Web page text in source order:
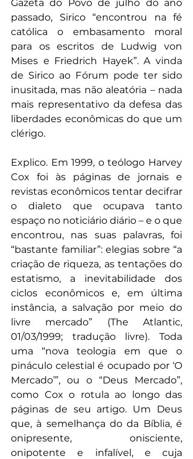
Gazeta do Povo de julho do ano
passado, Sirico “encontrou na fé
católica o embasamento moral
para os escritos de Ludwig von
Mises e Friedrich Hayek”. A vinda
de Sirico ao Fórum pode ter sido
inusitada, mas não aleatória – nada
mais representativo da defesa das
liberdades econômicas do que um
clérigo.
Explico. Em 1999, o teólogo Harvey
Cox foi às páginas de jornais e
revistas econômicos tentar decifrar
o dialeto que ocupava tanto
espaço no noticiário diário – e o que
encontrou, nas suas palavras, foi
“bastante familiar”: elegias sobre “a
criação de riqueza, as tentações do
estatismo, a inevitabilidade dos
ciclos econômicos e, em última
instância, a salvação por meio do
livre mercado” (The Atlantic,
01/03/1999; tradução livre). Toda
uma “nova teologia em que o
pináculo celestial é ocupado por ‘O
Mercado’”, ou o “Deus Mercado”,
como Cox o rotula ao longo das
páginas de seu artigo. Um Deus
que, à semelhança do da Bíblia, é
onipresente, onisciente,
onipotente e infalível, e cuja